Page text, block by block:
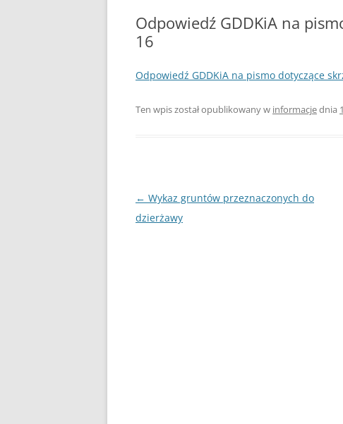
PLAN ODNOWY WÓJTOWA
ZAKŁAD USŁUG
SCHRONISKO W
Odpowiedź GDDKiA na
16
Odpowiedź GDDKiA na pismo dotyczące
Ten wpis został opublikowany w informacjednia
Nawigacja
wpisu
← Wykaz gruntów przeznaczonych do
dzierżawy